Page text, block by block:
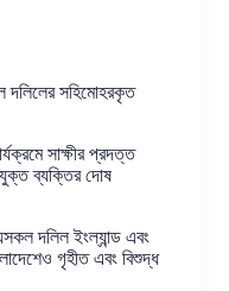
দলিলের সহিমোহরকৃত
সাক্ষীর প্রদত্ত
ব্যক্তির দোষ
দলিল ইংল্যান্ড এবং
গৃহীত এবং বিশুদ্ধ